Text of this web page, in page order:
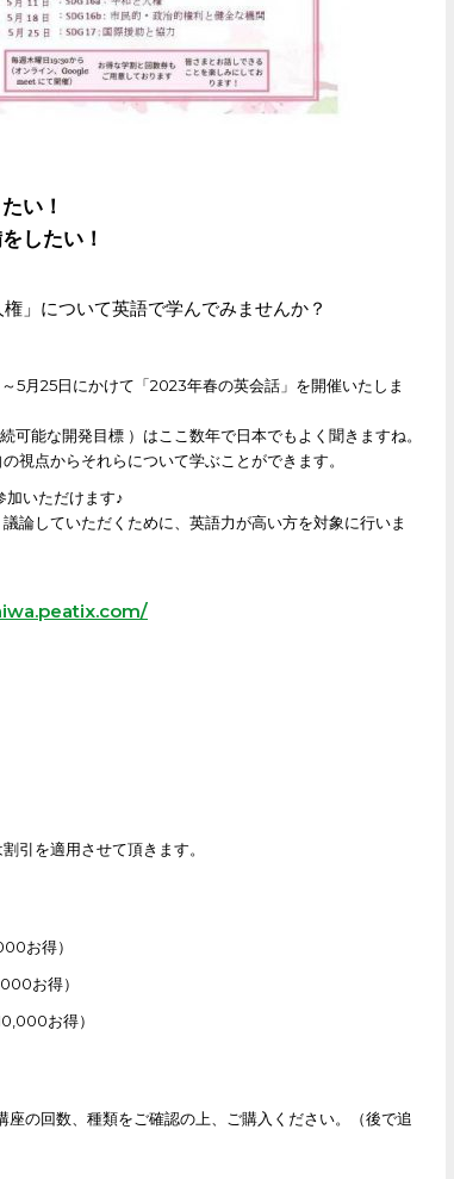
い！
したい！
」について英語で学んでみませんか？
5月25日にかけて「2023年春の英会話」を開催いたしま
能な開発目標 ）はここ数年で日本でもよく聞きますね。
視点からそれらについて学ぶことができます。
加いただけます♪
論していただくために、英語力が高い方を対象に行いま
引を適用させて頂きます。
お得）
お得）
お得）
の回数、種類をご確認の上、ご購入ください。（後で追